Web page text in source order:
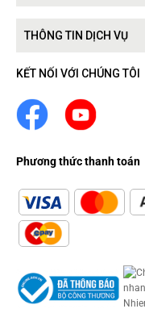
THÔNG TIN DỊCH VỤ
KẾT NỐI VỚI CHÚNG TÔI
Phương thức thanh toán